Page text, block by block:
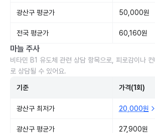
광산구 평균가 50,000원
전국 평균가 60,160원
마늘 주사
비타민 B1 유도체 관련 상담 항목으로, 피로감이나
로 상담될 수 있어요.
기준 가격(1회)
광산구 최저가 20,000원
광산구 평균가 27,900원